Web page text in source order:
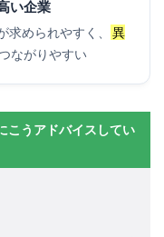
い企業
められやすく、
異
ながりやすい
こうアドバイスしてい